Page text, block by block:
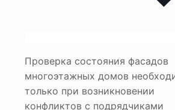
Проверка состояния фасадов
многоэтажных домов
только при возникновении
конфликтов с подрядчиками